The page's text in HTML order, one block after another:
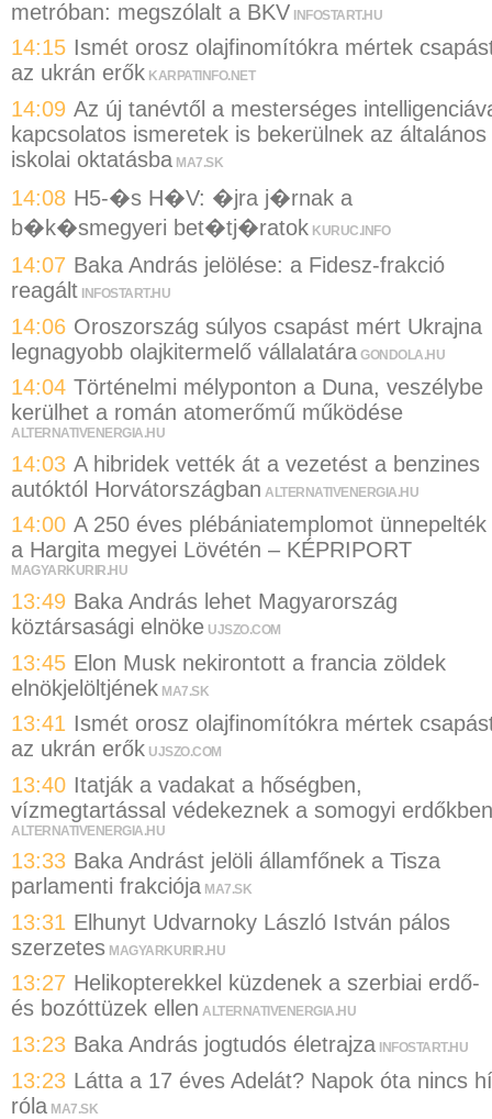
metróban: megszólalt a BKV INFOSTART.HU
14:15 Ismét orosz olajfinomítókra mértek
az ukrán erők KARPATINFO.NET
14:09 Az új tanévtől a mesterséges
kapcsolatos ismeretek is bekerülnek az általános
iskolai oktatásba MA7.SK
14:08 H5-�s H�V: �jra j�rnak a
b�k�smegyeri bet�tj�ratok KURUC.INFO
14:07 Baka András jelölése: a Fidesz-frakció
reagált INFOSTART.HU
14:06 Oroszország súlyos csapást mért Ukrajna
legnagyobb olajkitermelő vállalatára GONDOLA.HU
14:04 Történelmi mélyponton a Duna, veszélybe
kerülhet a román atomerőmű működése
ALTERNATIVENERGIA.HU
14:03 A hibridek vették át a vezetést a benzines
autóktól Horvátországban ALTERNATIVENERGIA.HU
14:00 A 250 éves plébániatemplomot ünnepelték
a Hargita megyei Lövétén – KÉPRIPORT
MAGYARKURIR.HU
13:49 Baka András lehet Magyarország
köztársasági elnöke UJSZO.COM
13:45 Elon Musk nekirontott a francia zöldek
elnökjelöltjének MA7.SK
13:41 Ismét orosz olajfinomítókra mértek
az ukrán erők UJSZO.COM
13:40 Itatják a vadakat a hőségben,
vízmegtartással védekeznek a somogyi erdőkben
ALTERNATIVENERGIA.HU
13:33 Baka Andrást jelöli államfőnek a Tisza
parlamenti frakciója MA7.SK
13:31 Elhunyt Udvarnoky László István pálos
szerzetes MAGYARKURIR.HU
13:27 Helikopterekkel küzdenek a szerbiai erdő-
és bozóttüzek ellen ALTERNATIVENERGIA.HU
13:23 Baka András jogtudós életrajza INFOSTART.HU
13:23 Látta a 17 éves Adelát? Napok óta nincs
róla MA7.SK